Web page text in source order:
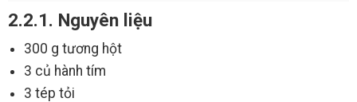
2.2.1. Nguyên liệu
300 g tương hột
3 củ hành tím
3 tép tỏi